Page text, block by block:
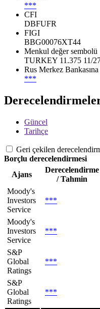
***
CFI
DBFUFR
FIGI
BBG00076XT44
Menkul değer sembolü
TURKEY 11.375 11/
Rus Merkez
***
Güncel
Tarihçe
Geri çekilen
Borçlu derecelendirmesi
Ajans
Derecelendirme
/ Tahmin
Moody's
Investors
Service
***
Moody's
Investors
Service
***
S&P
Global
Ratings
***
S&P
Global
Ratings
***